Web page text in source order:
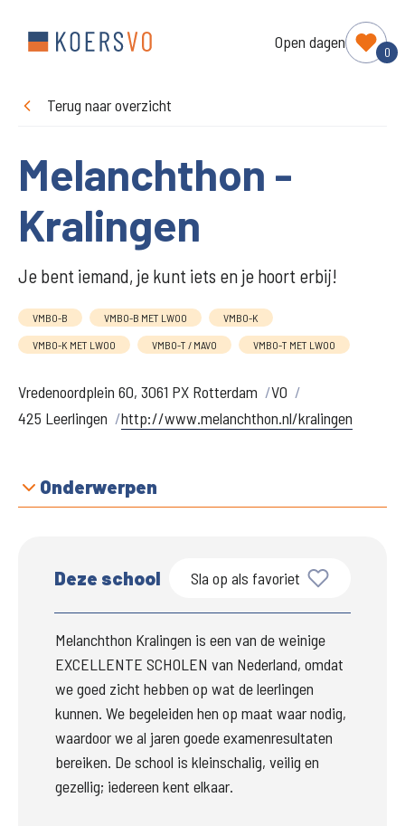
Open dagen
0
Terug naar overzicht
Melanchthon -
Kralingen
Je bent iemand, je kunt iets en je hoort erbij!
VMBO-B VMBO-B MET LWOO VMBO-K
VMBO-K MET LWOO VMBO-T / MAVO VMBO-T MET LWOO
Vredenoordplein 60, 3061 PX Rotterdam
VO
425 Leerlingen
http://www.melanchthon.nl/kralingen
Onderwerpen
Deze school Sla op als favoriet
Melanchthon Kralingen is een van de weinige
EXCELLENTE SCHOLEN van Nederland, omdat
we goed zicht hebben op wat de leerlingen
kunnen. We begeleiden hen op maat waar nodig,
waardoor we al jaren goede examenresultaten
bereiken. De school is kleinschalig, veilig en
gezellig; iedereen kent elkaar.